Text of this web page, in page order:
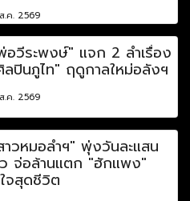
.ค. 2569
อวีระพงษ์" แจก 2 ลำเรื่อง
ลปินภูไท" ฤดูกาลใหม่อลังฯ
.ค. 2569
าวหมอลำฯ" พุ่งวันละแสน
จ่อล้านแตก "ฮักแพง"
จสุดชีวิต